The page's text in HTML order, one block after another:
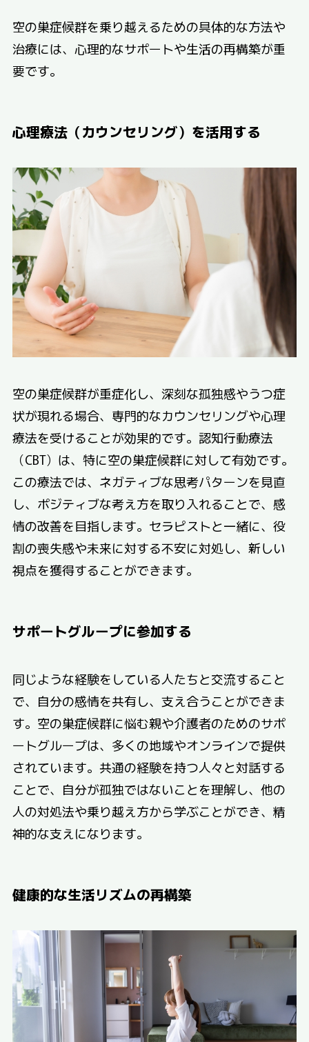
空の巣症候群を乗り越えるための具体的な方法や
治療には、心理的なサポートや生活の再構築が重
要です。
心理療法（カウンセリング）を活用する
空の巣症候群が重症化し、深刻な孤独感やうつ症
状が現れる場合、専門的なカウンセリングや心理
療法を受けることが効果的です。認知行動療法
（CBT）は、特に空の巣症候群に対して有効です。
この療法では、ネガティブな思考パターンを見直
し、ポジティブな考え方を取り入れることで、感
情の改善を目指します。セラピストと一緒に、役
割の喪失感や未来に対する不安に対処し、新しい
視点を獲得することができます。
サポートグループに参加する
同じような経験をしている人たちと交流すること
で、自分の感情を共有し、支え合うことができま
す。空の巣症候群に悩む親や介護者のためのサポ
ートグループは、多くの地域やオンラインで提供
されています。共通の経験を持つ人々と対話する
ことで、自分が孤独ではないことを理解し、他の
人の対処法や乗り越え方から学ぶことができ、精
神的な支えになります。
健康的な生活リズムの再構築